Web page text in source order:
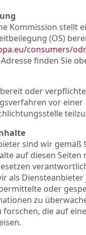
Kommission stellt
(OS)
consumers/odr.
finden Sie
oder
vor einer
sind wir gemäß
auf diesen Seiten
als
oder
zu
forschen, die auf